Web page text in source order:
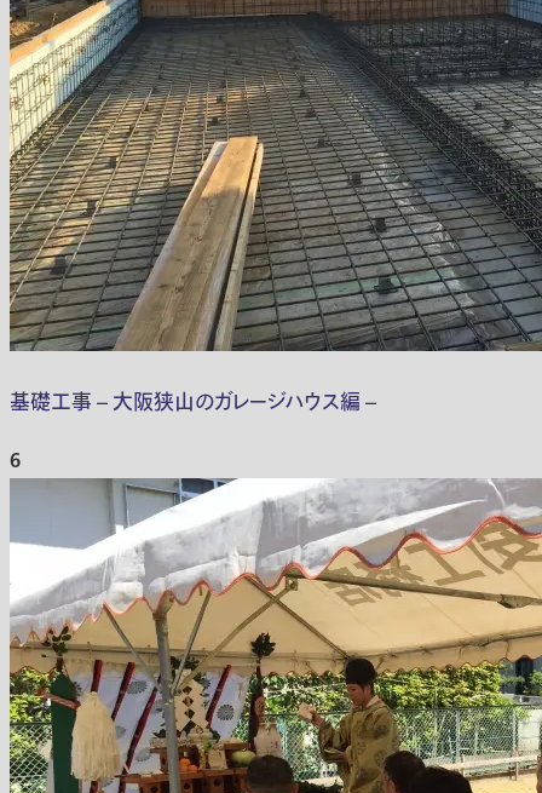
基礎工事 – 大阪狭山のガレージハウス編 –
6